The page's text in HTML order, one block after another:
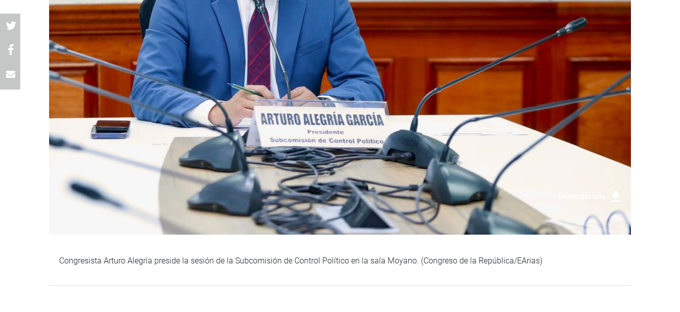
Congresista Arturo Alegría preside la sesión de la Subcomisión de Control Político en la sala Moyano. (Congreso de la República/EArias)